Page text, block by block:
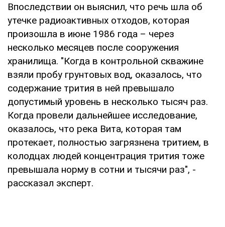
Впоследствии он выяснил, что речь шла об
утечке радиоактивных отходов, которая
произошла в июне 1986 года – через
несколько месяцев после сооружения
хранилища. "Когда в контрольной скважине
взяли пробу грунтовых вод, оказалось, что
содержание трития в ней превышало
допустимый уровень в несколько тысяч раз.
Когда провели дальнейшее исследование,
оказалось, что река Вита, которая там
протекает, полностью загрязнена тритием, в
колодцах людей концентрация трития тоже
превышала норму в сотни и тысячи раз", -
рассказал эксперт.